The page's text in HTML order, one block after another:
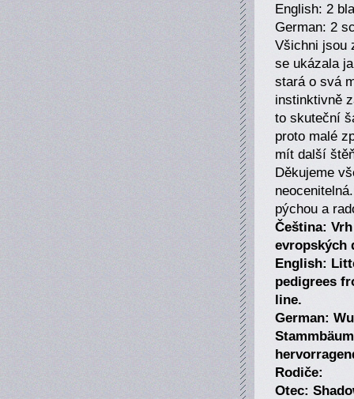
English: 2
German: 2
Všichni jsou
se ukázala
stará o svá
instinktivně
to skuteční
proto malé
mít další
Děkujeme
pýchou a
Čeština:
evropských
English:
pedigrees
line.
German:
Rodiče:
Otec: